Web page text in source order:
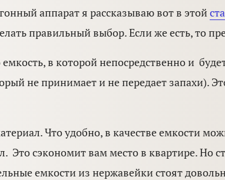
аппарат я рассказываю вот в этой
правильный выбор. Если же есть, то
в которой непосредственно и
не принимает и не передает запахи).
Что удобно, в качестве емкости
сэкономит вам место в квартире. Но
емкости из нержавейки стоят